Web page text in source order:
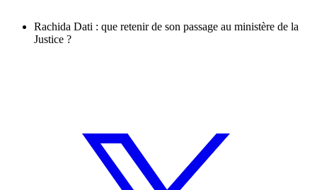
Rachida Dati : que retenir de son passage au ministère de la
Justice ?